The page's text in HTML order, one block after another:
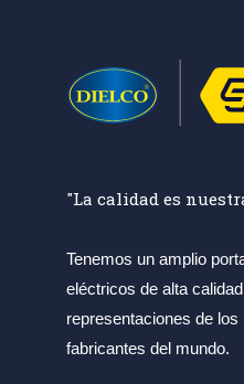
"La calidad es
Tenemos un amplio
eléctricos de alta
representaciones de
fabricantes del mundo.